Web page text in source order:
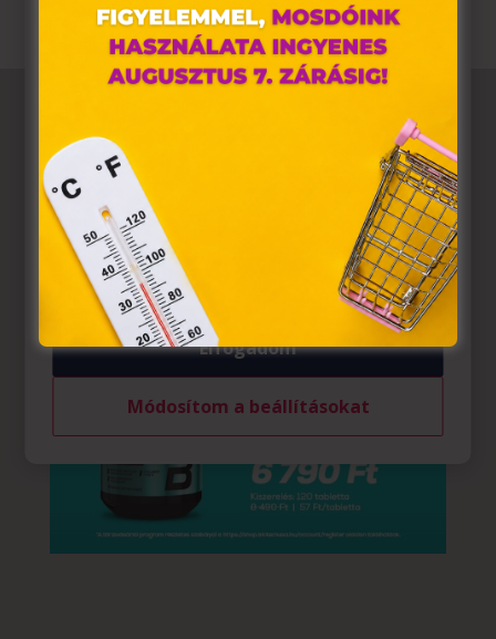
alkalmazunk. Ezek olyan fájlok, melyek információt
tárolnak webes böngészőjében. Ehhez az Ön
hozzájárulása szükséges.
A „sütiket" az elektronikus hírközlésről szóló 2003. évi C.
törvény, az elektronikus kereskedelmi szolgáltatások, az
információs társadalommal összefüggő szolgáltatások
egyes kérdéseiről szóló 2001. évi CVIII. törvény, valamint
az Európai Unió előírásainak megfelelően használjuk.
Azon weblapoknak, melyek az Európai Unió országain
belül működnek, a „sütik" használatához, és ezeknek a
felhasználó számítógépén vagy egyéb eszközén történő
tárolásához a felhasználók hozzájárulását kell kérniük.
Elfogadom
Módosítom a beállításokat